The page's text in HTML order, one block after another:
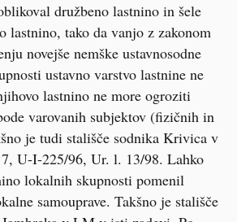
družbeno lastnino in šele
lastnino, tako da vanjo z zakonom
novejše nemške ustavnosodne
ustavno varstvo lastnine ne
lastnino ne more ogroziti
varovanih subjektov (fizičnih in
je tudi stališče sodnika Krivica v
, U-I-225/96, Ur. l. 13/98. Lahko
lokalnih skupnosti pomenil
samouprave. Takšno je stališče